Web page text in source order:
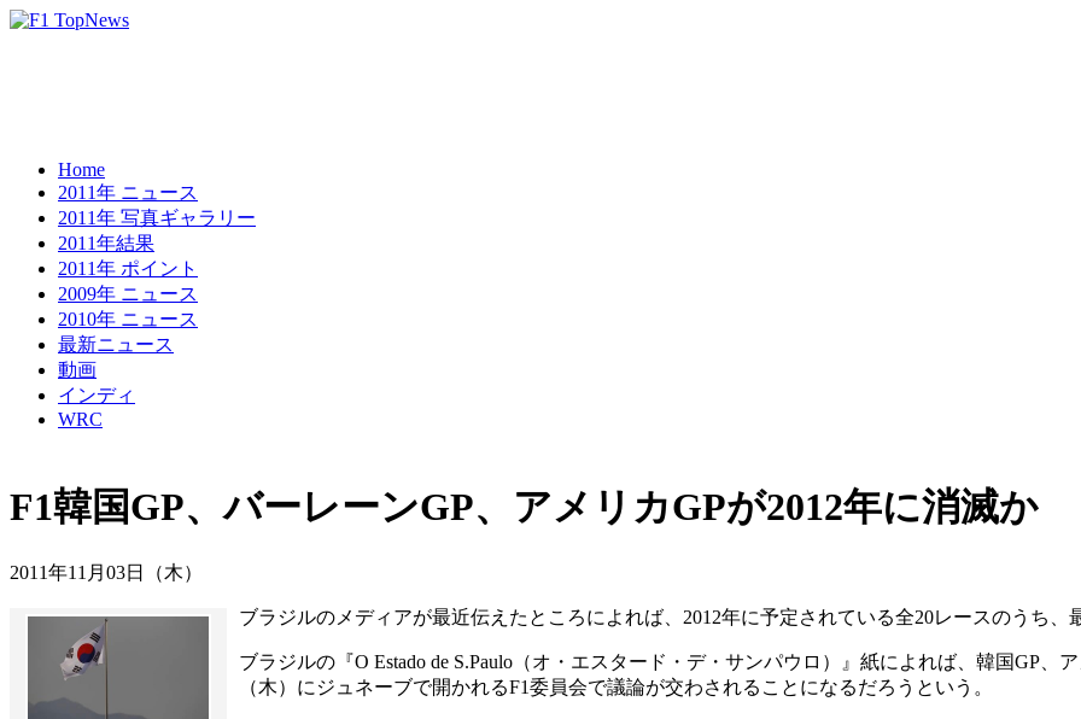
Home
2011年 ニュース
2011年 写真ギャラリー
2011年結果
2011年 ポイント
2009年 ニュース
2010年 ニュース
最新ニュース
動画
インディ
WRC
F1韓国GP、バーレーンGP、アメリカGPが2012年に消滅か
2011年11月03日（木）
ブラジルのメディアが最近伝えたところによれば、2012年に予定されている全20レースのうち、
ブラジルの『O Estado de S.Paulo（オ・エスタード・デ・サンパウロ）』紙によれば、韓国GP、
（木）にジュネーブで開かれるF1委員会で議論が交わされることになるだろうという。